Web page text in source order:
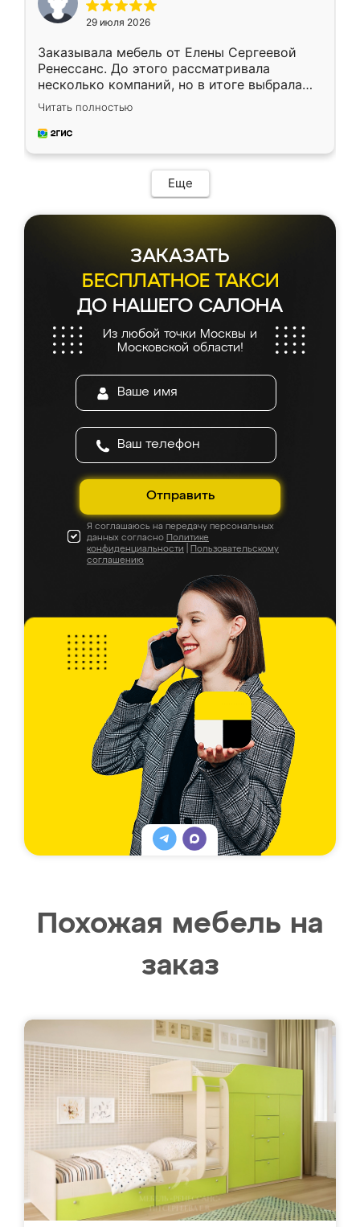
29 июля 2026
Заказывала мебель от Елены Сергеевой
Ренессанс. До этого рассматривала
несколько компаний, но в итоге выбрала
эту. Сначала обговорили условия, потом
приехал замерщик, всё спокойно объяснил
и снял размеры. Изготовили в срок, с
мебель сразу встала на свое место без
каких-либо доработок. Качеством осталась
довольна, все выглядит так, как и ожидала.
Читать полностью
Еще
ЗАКАЗАТЬ
БЕСПЛАТНОЕ ТАКСИ
ДО НАШЕГО САЛОНА
Из любой точки Москвы и
Московской области!
Отправить
Я соглашаюсь на передачу персональных
данных согласно Политике
конфиденциальности
Пользовательскому
соглашению
Похожая мебель на
заказ